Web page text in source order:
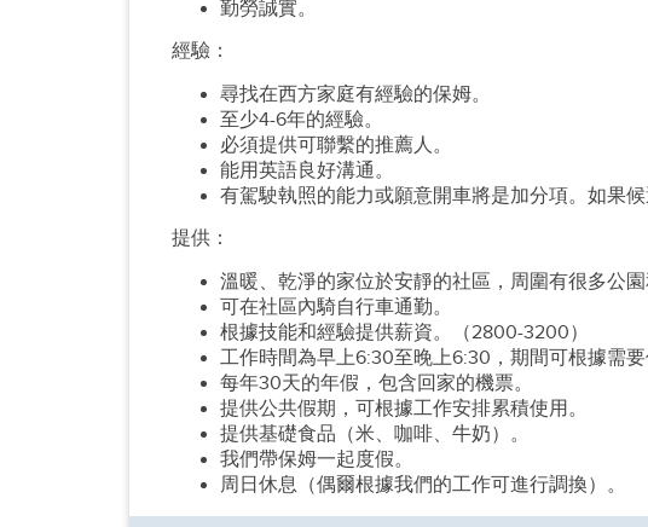
勤勞誠實。
經驗：
尋找在西方家庭有經驗的保姆。
至少4-6年的經驗。
必須提供可聯繫的推薦人。
能用英語良好溝通。
有駕駛執照的能力或願意開車將是加分項。如果
提供：
溫暖、乾淨的家位於安靜的社區，周圍有很多公園
可在社區內騎自行車通勤。
根據技能和經驗提供薪資。（2800-3200）
工作時間為早上6:30至晚上6:30，期間可根據需要
每年30天的年假，包含回家的機票。
提供公共假期，可根據工作安排累積使用。
提供基礎食品（米、咖啡、牛奶）。
我們帶保姆一起度假。
周日休息（偶爾根據我們的工作可進行調換）。